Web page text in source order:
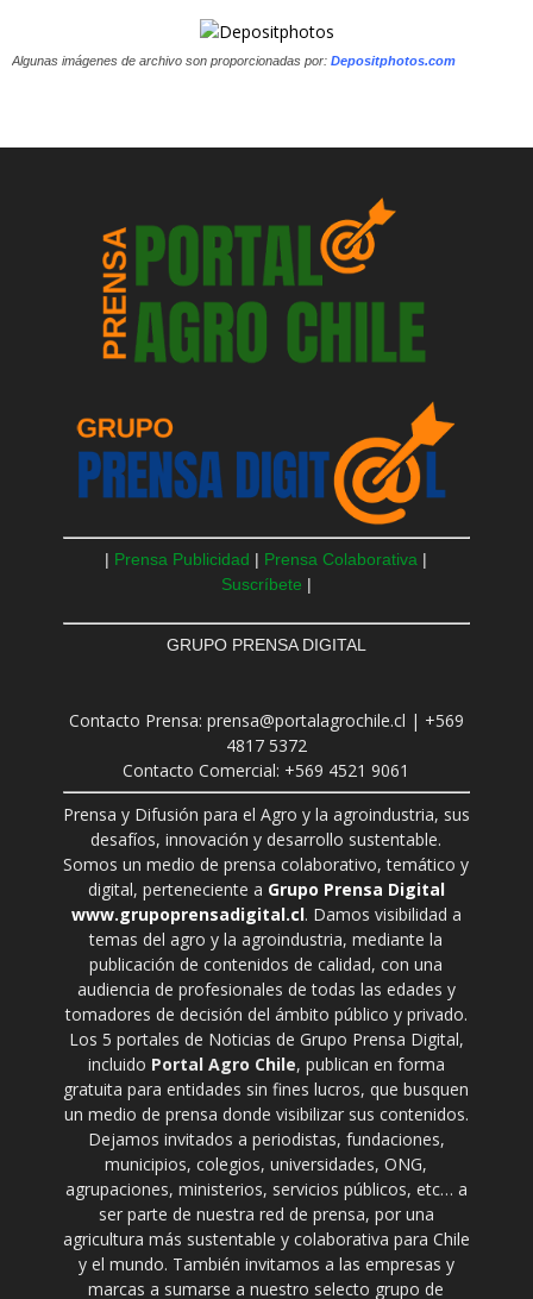
Algunas imágenes de archivo son proporcionadas por: Depositphotos.com
| Prensa Publicidad | Prensa Colaborativa |
Suscríbete |
GRUPO PRENSA DIGITAL
Contacto Prensa: prensa@portalagrochile.cl | +569
4817 5372
Contacto Comercial: +569 4521 9061
Prensa y Difusión para el Agro y la agroindustria, sus
desafíos, innovación y desarrollo sustentable.
Somos un medio de prensa colaborativo, temático y
digital, perteneciente a Grupo Prensa Digital
www.grupoprensadigital.cl. Damos visibilidad a
temas del agro y la agroindustria, mediante la
publicación de contenidos de calidad, con una
audiencia de profesionales de todas las edades y
tomadores de decisión del ámbito público y privado.
Los 5 portales de Noticias de Grupo Prensa Digital,
incluido Portal Agro Chile, publican en forma
gratuita para entidades sin fines lucros, que busquen
un medio de prensa donde visibilizar sus contenidos.
Dejamos invitados a periodistas, fundaciones,
municipios, colegios, universidades, ONG,
agrupaciones, ministerios, servicios públicos, etc… a
ser parte de nuestra red de prensa, por una
agricultura más sustentable y colaborativa para Chile
y el mundo. También invitamos a las empresas y
marcas a sumarse a nuestro selecto grupo de